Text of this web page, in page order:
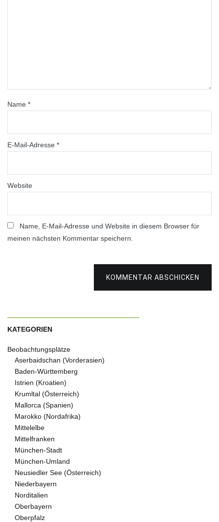
Name *
E-Mail-Adresse *
Website
Name, E-Mail-Adresse und Website in diesem Browser für
meinen nächsten Kommentar speichern.
KOMMENTAR ABSCHICKEN
KATEGORIEN
Beobachtungsplätze
Aserbaidschan (Vorderasien)
Baden-Württemberg
Istrien (Kroatien)
Krumltal (Österreich)
Mallorca (Spanien)
Marokko (Nordafrika)
Mittelelbe
Mittelfranken
München-Stadt
München-Umland
Neusiedler See (Österreich)
Niederbayern
Norditalien
Oberbayern
Oberpfalz